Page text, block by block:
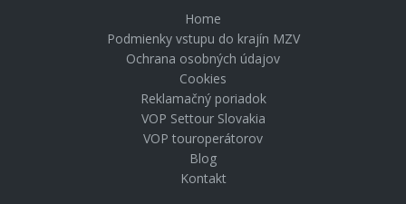
Home
Podmienky vstupu do krajín MZV
Ochrana osobných údajov
Cookies
Reklamačný poriadok
VOP Settour Slovakia
VOP touroperátorov
Blog
Kontakt